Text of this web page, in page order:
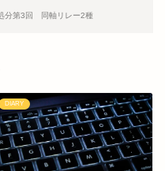
分第3回 同軸リレー2種
DIARY